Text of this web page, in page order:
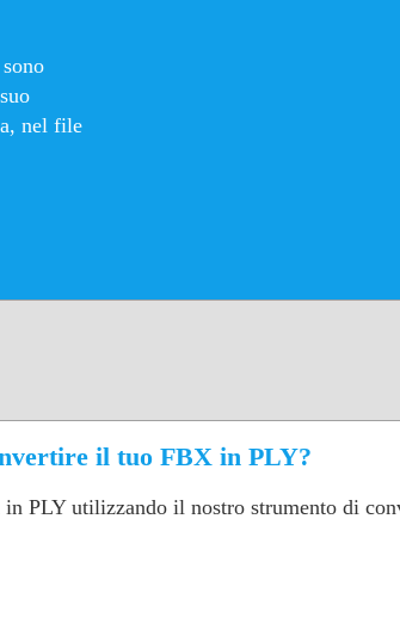
nel file
il tuo FBX in PLY?
PLY utilizzando il nostro strumento di